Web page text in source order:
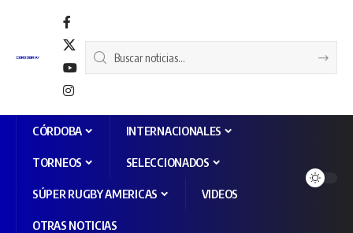
CÓRDOBA INTERNACIONALES
TORNEOS SELECCIONADOS
SÚPER RUGBY AMERICAS VIDEOS
OTRAS NOTICIAS